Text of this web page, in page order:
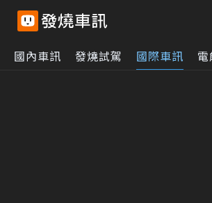
國內車訊 發燒試駕 國際車訊